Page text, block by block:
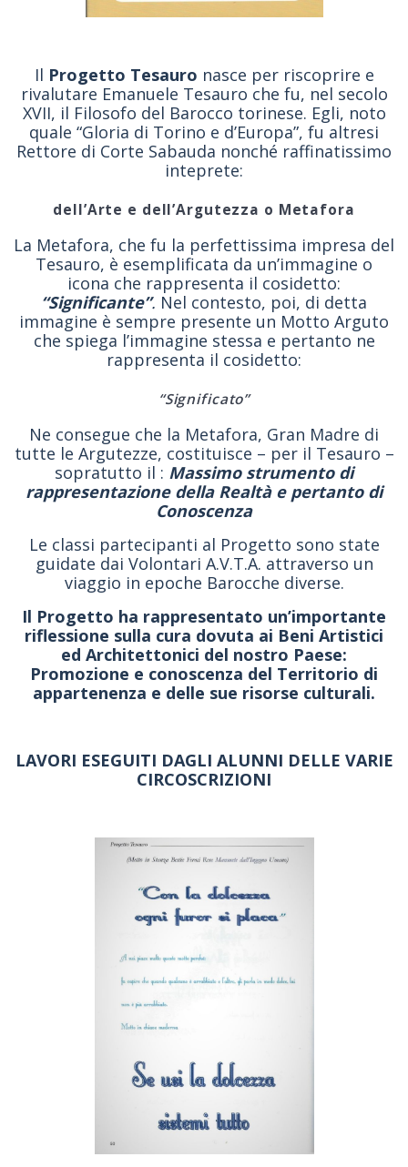
Il Progetto Tesauro nasce per riscoprire e
rivalutare Emanuele Tesauro che fu, nel secolo
XVII, il Filosofo del Barocco torinese. Egli, noto
quale “Gloria di Torino e d’Europa”, fu altresi
Rettore di Corte Sabauda nonché raffinatissimo
inteprete:
dell’Arte e dell’Argutezza o Metafora
La Metafora, che fu la perfettissima impresa del
Tesauro, è esemplificata da un’immagine o
icona che rappresenta il cosidetto:
“Significante”. Nel contesto, poi, di detta
immagine è sempre presente un Motto Arguto
che spiega l’immagine stessa e pertanto ne
rappresenta il cosidetto:
“Significato”
Ne consegue che la Metafora, Gran Madre di
tutte le Argutezze, costituisce – per il Tesauro –
sopratutto il : Massimo strumento di
rappresentazione della Realtà e pertanto di
Conoscenza
Le classi partecipanti al Progetto sono state
guidate dai Volontari A.V.T.A. attraverso un
viaggio in epoche Barocche diverse.
Il Progetto ha rappresentato un’importante
riflessione sulla cura dovuta ai Beni Artistici
ed Architettonici del nostro Paese:
Promozione e conoscenza del Territorio di
appartenenza e delle sue risorse culturali.
LAVORI ESEGUITI DAGLI ALUNNI DELLE VARIE
CIRCOSCRIZIONI